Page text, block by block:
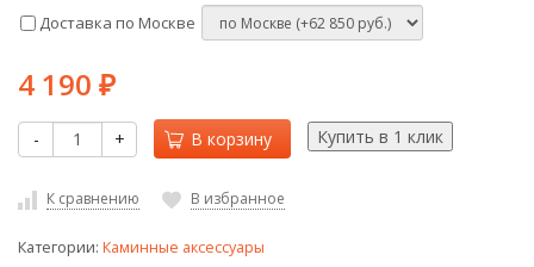
Доставка по Москве
4 190 ₽
- + В корзину
К сравнению В избранное
Категории: Каминные аксессуары